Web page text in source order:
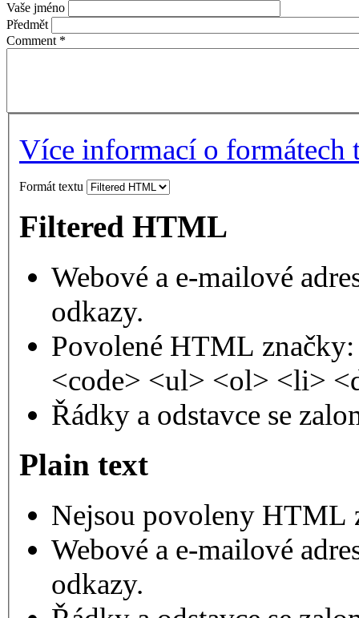
Vaše jméno
Předmět
Comment *
Více informací o formátech
Formát textu
Filtered HTML
Webové a e-mailové
odkazy.
Povolené HTML
<code> <ul> <ol> <li>
Řádky a odstavce se
Plain text
Nejsou povoleny HTML
Webové a e-mailové
odkazy.